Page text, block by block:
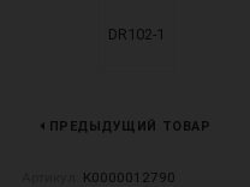
ПРЕДЫДУЩИЙ ТОВАР
K0000012790